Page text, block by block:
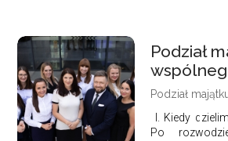
Podział
Podział
I. Kiedy
Po